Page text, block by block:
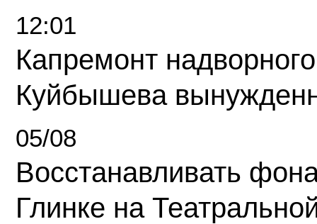
12:01
Капремонт
Куйбышева
05/08
Восстанавливать
Глинке на